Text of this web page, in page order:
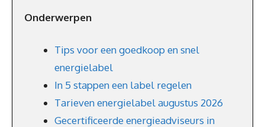
Onderwerpen
Tips voor een goedkoop en snel
energielabel
In 5 stappen een label regelen
Tarieven energielabel augustus 2026
Gecertificeerde energieadviseurs in